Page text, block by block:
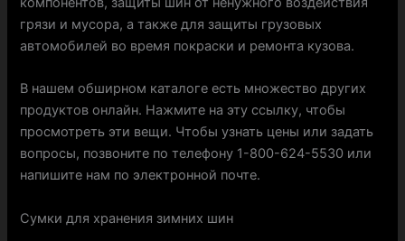
грязи и мусора, а также для защиты грузовых
автомобилей во время покраски и ремонта кузова.
В нашем обширном каталоге есть множество других
продуктов онлайн. Нажмите на эту ссылку, чтобы
просмотреть эти вещи. Чтобы узнать цены или задать
вопросы, позвоните по телефону 1-800-624-5530 или
напишите нам по электронной почте.
Сумки для хранения зимних шин